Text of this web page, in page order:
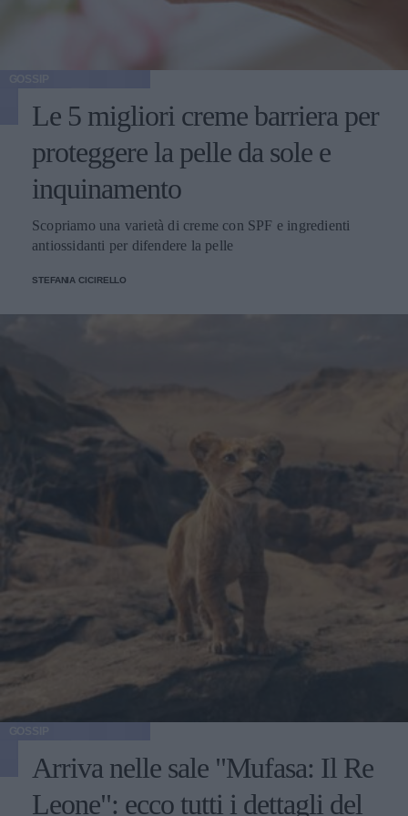
Le 5 migliori creme barriera per
proteggere la pelle da sole e
inquinamento
Scopriamo una varietà di creme con SPF e ingredienti
antiossidanti per difendere la pelle
STEFANIA CICIRELLO
Arriva nelle sale "Mufasa: Il Re
Leone": ecco tutti i dettagli del